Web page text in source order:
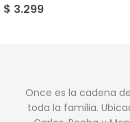
$ 3.299
Once es la cadena
toda la familia.